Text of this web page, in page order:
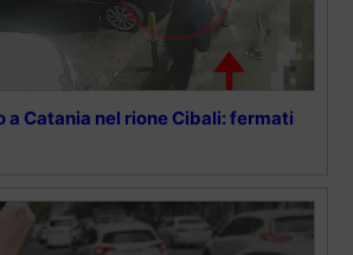
a Catania nel rione Cibali: fermati